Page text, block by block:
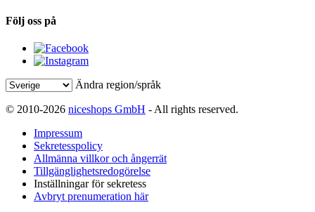
Följ oss på
Ändra region/språk
© 2010-2026 niceshops GmbH - All rights reserved.
Impressum
Sekretesspolicy
Allmänna villkor och ångerrät
Tillgänglighetsredogörelse
Inställningar för sekretess
Avbryt prenumeration här